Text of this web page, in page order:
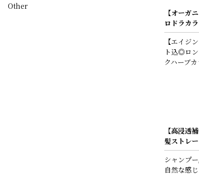
Other
【オーガ
ロドラカ
【エイジ
ト込◎ロ
クハーブ
【高浸透
髪ストレ
シャンプ
自然な感